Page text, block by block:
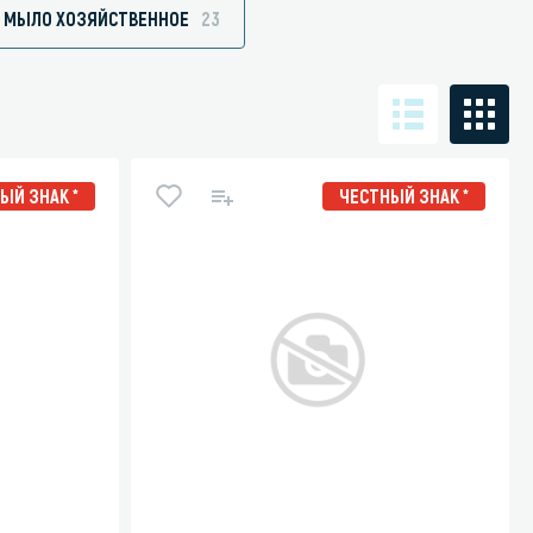
Санузел и туалетная комната
Средства для мытья унитазов и сантехники
МЫЛО ХОЗЯЙСТВЕННОЕ 23
ЗНАК * ЧЕСТНЫЙ ЗНАК *